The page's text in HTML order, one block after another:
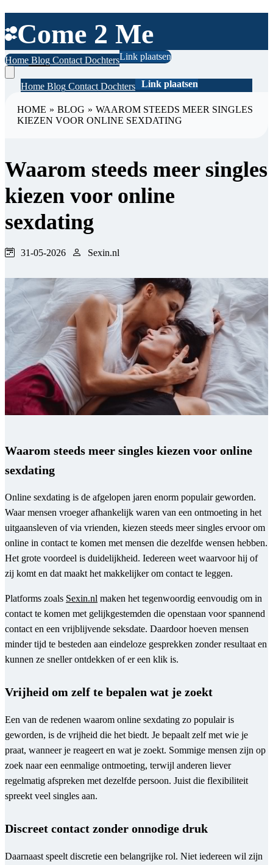
Come 2 Me
Home Blog Contact DochtersLink plaatsen
HomeBlogContactDochters Link plaatsen
HOME » BLOG » WAAROM STEEDS MEER SINGLES
KIEZEN VOOR ONLINE SEXDATING
Waarom steeds meer singles
kiezen voor online
sexdating
31-05-2026 Sexin.nl
Waarom steeds meer singles kiezen voor online
sexdating
Online sexdating is de afgelopen jaren enorm populair geworden.
Waar mensen vroeger afhankelijk waren van een ontmoeting in het
uitgaansleven of via vrienden, kiezen steeds meer singles ervoor om
online in contact te komen met mensen die dezelfde wensen hebben.
Het grote voordeel is duidelijkheid. Iedereen weet waarvoor hij of
zij komt en dat maakt het makkelijker om contact te leggen.
Platforms zoals Sexin.nl maken het tegenwoordig eenvoudig om in
contact te komen met gelijkgestemden die openstaan voor spannend
contact en een vrijblijvende seksdate. Daardoor hoeven mensen
minder tijd te besteden aan eindeloze gesprekken zonder resultaat en
kunnen ze sneller ontdekken of er een klik is.
Vrijheid om zelf te bepalen wat je zoekt
Een van de redenen waarom online sexdating zo populair is
geworden, is de vrijheid die het biedt. Je bepaalt zelf met wie je
praat, wanneer je reageert en wat je zoekt. Sommige mensen zijn op
zoek naar een eenmalige ontmoeting, terwijl anderen liever
regelmatig afspreken met dezelfde persoon. Juist die flexibiliteit
spreekt veel singles aan.
Discreet contact zonder onnodige druk
Daarnaast speelt discretie een belangrijke rol. Niet iedereen wil zijn